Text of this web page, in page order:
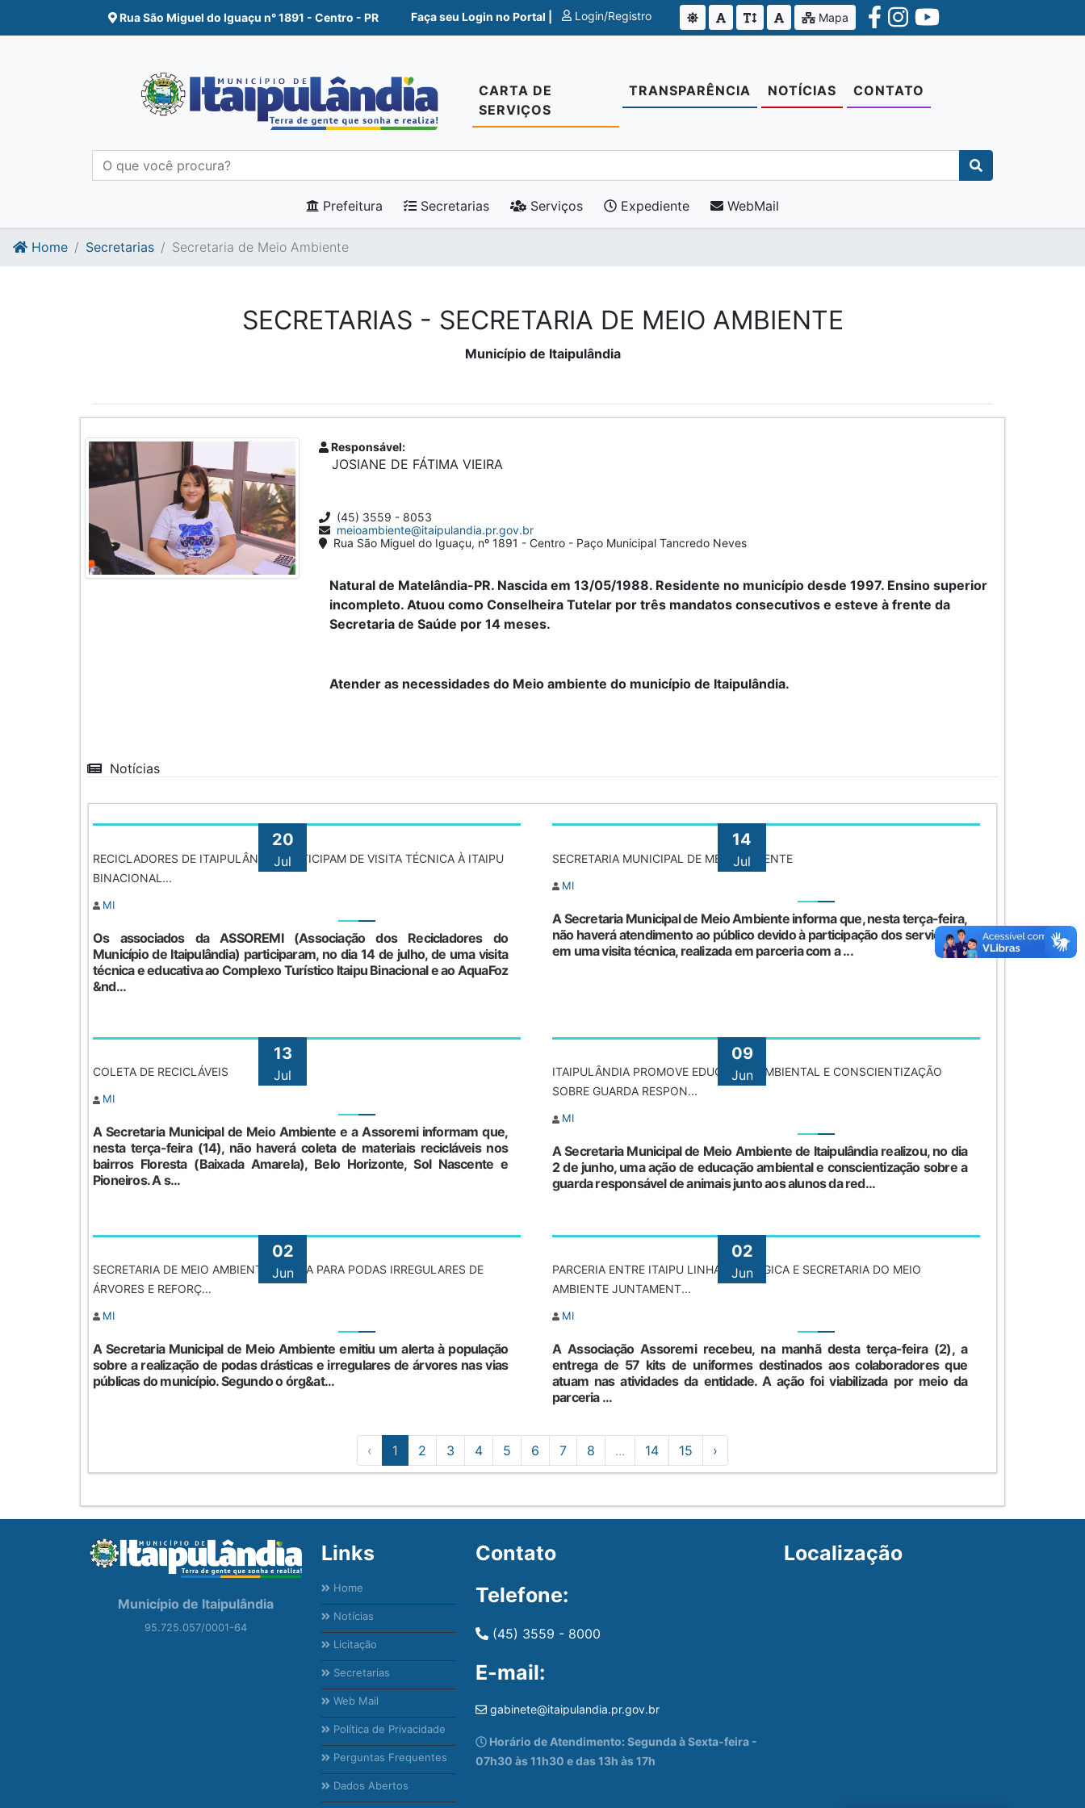
Ir para o conte�do
Ir para o fim do conte�do
Rua São Miguel do Iguaçu n° 1891 - Centro - PR Faça seu Login no Portal | Login/Registro Mapa
CARTA DE
SERVIÇOS
TRANSPARÊNCIA NOTÍCIAS CONTATO
Prefeitura Secretarias Serviços Expediente WebMail
Home Secretarias Secretaria de Meio Ambiente
SECRETARIAS - SECRETARIA DE MEIO AMBIENTE
Município de Itaipulândia
Responsável:
JOSIANE DE FÁTIMA VIEIRA
(45) 3559 - 8053
meioambiente@itaipulandia.pr.gov.br
Rua São Miguel do Iguaçu, nº 1891 - Centro - Paço Municipal Tancredo Neves
Natural de Matelândia-PR. Nascida em 13/05/1988. Residente no município desde 1997. Ensino superior
incompleto. Atuou como Conselheira Tutelar por três mandatos consecutivos e esteve à frente da
Secretaria de Saúde por 14 meses.
Atender as necessidades do Meio ambiente do município de Itaipulândia.
Notícias
20
Jul
RECICLADORES DE ITAIPULÂNDIA PARTICIPAM DE VISITA TÉCNICA À ITAIPU
BINACIONAL...
MI
Os associados da ASSOREMI (Associação dos Recicladores do
Município de Itaipulândia) participaram, no dia 14 de julho, de uma visita
técnica e educativa ao Complexo Turístico Itaipu Binacional e ao AquaFoz
&nd...
14
Jul
SECRETARIA MUNICIPAL DE MEIO AMBIENTE
MI
A Secretaria Municipal de Meio Ambiente informa que, nesta terça-feira,
não haverá atendimento ao público devido à participação dos servidores
em uma visita técnica, realizada em parceria com a ...
13
Jul
COLETA DE RECICLÁVEIS
MI
A Secretaria Municipal de Meio Ambiente e a Assoremi informam que,
nesta terça-feira (14), não haverá coleta de materiais recicláveis nos
bairros Floresta (Baixada Amarela), Belo Horizonte, Sol Nascente e
Pioneiros. A s...
09
Jun
ITAIPULÂNDIA PROMOVE EDUCAÇÃO AMBIENTAL E CONSCIENTIZAÇÃO
SOBRE GUARDA RESPON...
MI
A Secretaria Municipal de Meio Ambiente de Itaipulândia realizou, no dia
2 de junho, uma ação de educação ambiental e conscientização sobre a
guarda responsável de animais junto aos alunos da red...
02
Jun
SECRETARIA DE MEIO AMBIENTE ALERTA PARA PODAS IRREGULARES DE
ÁRVORES E REFORÇ...
MI
A Secretaria Municipal de Meio Ambiente emitiu um alerta à população
sobre a realização de podas drásticas e irregulares de árvores nas vias
públicas do município. Segundo o órg&at...
02
Jun
PARCERIA ENTRE ITAIPU LINHA ECOLÓGICA E SECRETARIA DO MEIO
AMBIENTE JUNTAMENT...
MI
A Associação Assoremi recebeu, na manhã desta terça-feira (2), a
entrega de 57 kits de uniformes destinados aos colaboradores que
atuam nas atividades da entidade. A ação foi viabilizada por meio da
parceria ...
‹ 1 2 3 4 5 6 7 8 ... 14 15 ›
Município de Itaipulândia
95.725.057/0001-64
Links
Home
Notícias
Licitação
Secretarias
Web Mail
Política de Privacidade
Perguntas Frequentes
Dados Abertos
Contato
Telefone:
(45) 3559 - 8000
E-mail:
gabinete@itaipulandia.pr.gov.br
Horário de Atendimento: Segunda à Sexta-feira -
07h30 às 11h30 e das 13h às 17h
Localização